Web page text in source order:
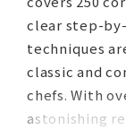
clear step-
techniques
classic and
chefs. With
astonishing